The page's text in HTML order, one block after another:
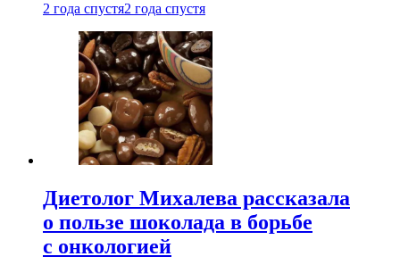
2 года спустя2 года спустя
Диетолог Михалева рассказала
о пользе шоколада в борьбе
с онкологией